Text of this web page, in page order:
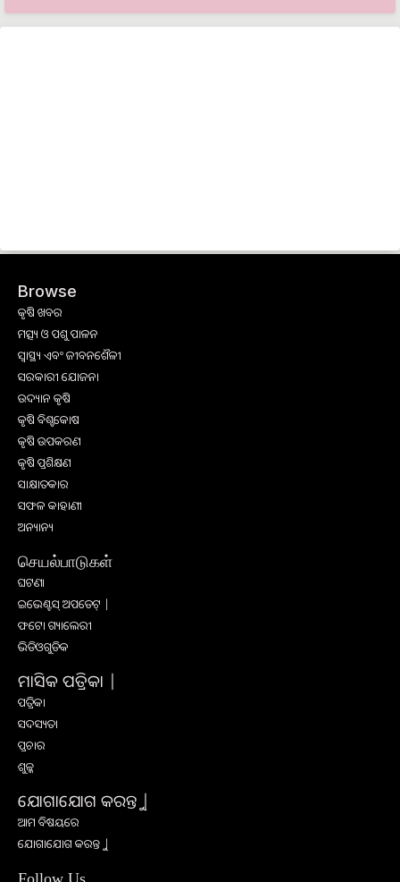
Browse
କୃଷି ଖବର
ମତ୍ସ୍ୟ ଓ ପଶୁ ପାଳନ
ସ୍ୱାସ୍ଥ୍ୟ ଏବଂ ଜୀବନଶୈଳୀ
ସରକାରୀ ଯୋଜନା
ଉଦ୍ୟାନ କୃଷି
କୃଷି ବିଶ୍ବକୋଷ
କୃଷି ଉପକରଣ
କୃଷି ପ୍ରଶିକ୍ଷଣ
ସାକ୍ଷାତକାର
ସଫଳ କାହାଣୀ
ଅନ୍ୟାନ୍ୟ
செயல்பாடுகள்
ଘଟଣା
ଇଭେଣ୍ଟସ୍ ଅପଡେଟ୍ |
ଫଟୋ ଗ୍ୟାଲେରୀ
ଭିଡିଓଗୁଡିକ
ମାସିକ ପତ୍ରିକା |
ପତ୍ରିକା
ସଦସ୍ୟତା
ପ୍ରଚାର
ଶୁଳ୍କ
ଯୋଗାଯୋଗ କରନ୍ତୁ |
ଆମ ବିଷୟରେ
ଯୋଗାଯୋଗ କରନ୍ତୁ |
Follow Us